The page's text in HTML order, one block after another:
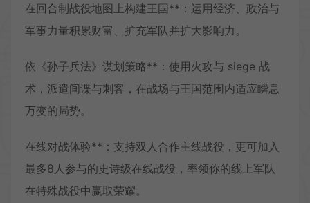
在回合制战役地图上构建王国**：运用经济、政治与
军事力量积累财富、扩充军队并扩大影响力。
依《孙子兵法》谋划策略**：使用火攻与 siege 战
术，派遣间谍与刺客，在战场与王国范围内适应瞬息
万变的局势。
在线对战体验**：支持双人合作主线战役，更可加入
最多8人参与的史诗级在线战役，率领你的线上军队
在特殊战役中赢取荣耀。